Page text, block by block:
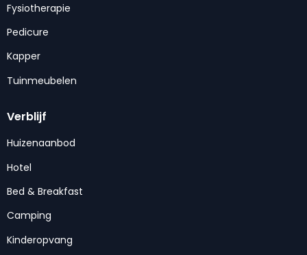
Fysiotherapie
Pedicure
Kapper
Tuinmeubelen
Verblijf
Huizenaanbod
Hotel
Bed & Breakfast
Camping
Kinderopvang